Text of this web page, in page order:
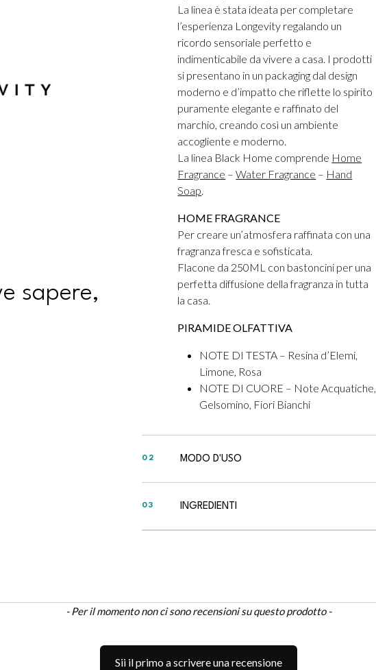
sapere,
La linea è stata ideata per completare
l’esperienza Longevity regalando un
ricordo sensoriale perfetto e
indimenticabile da vivere a casa. I prodotti
si presentano in un packaging dal design
moderno e d’impatto che riflette lo spirito
puramente elegante e raffinato del
marchio, creando così un ambiente
accogliente e moderno.
La linea Black Home comprende Home
Fragrance –Water Fragrance – Hand
Soap.
HOME FRAGRANCE
Per creare un’atmosfera raffinata con una
fragranza fresca e sofisticata.
Flacone da 250ML con bastoncini per una
perfetta diffusione della fragranza in tutta
la casa.
PIRAMIDE OLFATTIVA
NOTE DI TESTA – Resina d’Elemi,
Limone, Rosa
NOTE DI CUORE – Note Acquatiche,
Gelsomino, Fiori Bianchi
02 MODO D'USO
03 INGREDIENTI
- Per il momento non ci sono recensioni su questo prodotto -
Sii il primo a scrivere una recensione